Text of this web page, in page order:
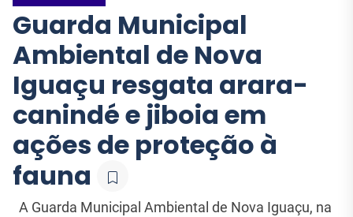
Guarda Municipal
Ambiental de Nova
Iguaçu resgata arara-
canindé e jiboia em
ações de proteção à
fauna
A Guarda Municipal Ambiental de Nova Iguaçu, na